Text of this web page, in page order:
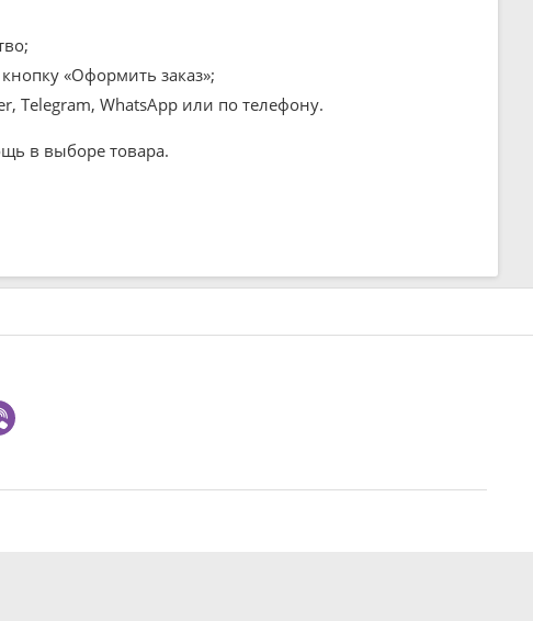
«Оформить заказ»;
Telegram, WhatsApp или по телефону.
в выборе товара.